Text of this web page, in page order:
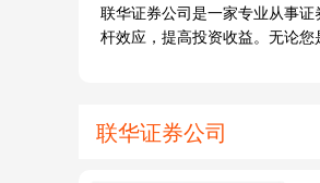
联华证券公司是一家专业从事
杆效应，提高投资收益。无论
联华证券公司